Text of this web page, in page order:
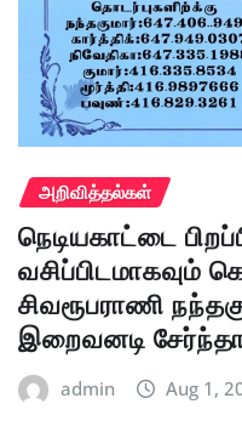
அறிவித்தல்கள்
நெடியகாட்டை
வசிப்பிடமாகவும்
சிவரூபராணி
இறைவனடி
admin Aug 1,